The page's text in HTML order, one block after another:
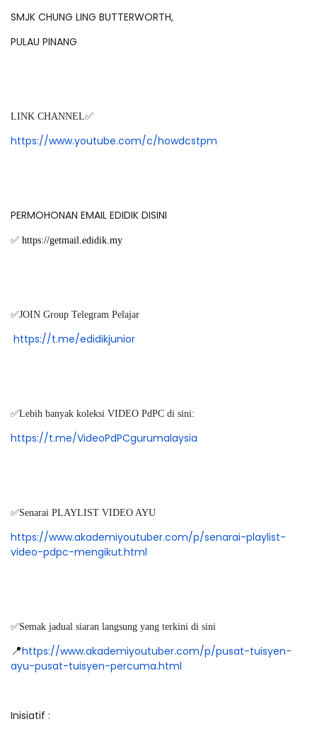
SMJK CHUNG LING BUTTERWORTH,
PULAU PINANG
LINK CHANNEL✅
https://www.youtube.com/c/howdcstpm
PERMOHONAN EMAIL EDIDIK DISINI
✅ https://getmail.edidik.my
✅JOIN Group Telegram Pelajar
https://t.me/edidikjunior
✅Lebih banyak koleksi VIDEO PdPC di sini:
https://t.me/VideoPdPCgurumalaysia
✅Senarai PLAYLIST VIDEO AYU
https://www.akademiyoutuber.com/p/senarai-playlist-
video-pdpc-mengikut.html
✅Semak jadual siaran langsung yang terkini di sini
📍https://www.akademiyoutuber.com/p/pusat-tuisyen-
ayu-pusat-tuisyen-percuma.html
Inisiatif :